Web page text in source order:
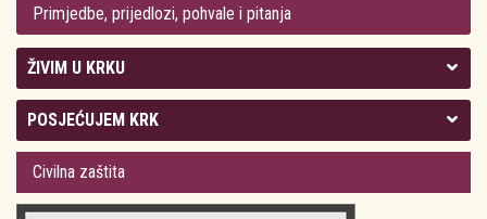
Primjedbe, prijedlozi, pohvale i pitanja
ŽIVIM U KRKU
Kolegij gradonačelnika
Gradsko vijeće
Odluke Grada Krka (Službene novine PGŽ)
POSJEĆUJEM KRK
Plan Grada Krka
Krk 360° VR panorama
Civilna zaštita